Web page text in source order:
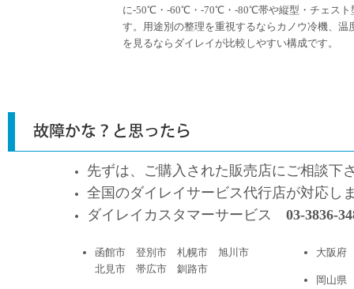
に-50℃・-60℃・-70℃・-80℃帯や縦型・チェスト
す。用途別の整理を重視するならカノウ冷機、温
を見るならダイレイが比較しやすい構成です。
先ずは、ご購入された販売店にご相談下
全国のダイレイサービス代行店が対応し
ダイレイカスタマーサービス 03-3836-
函館市 登別市 札幌市 旭川市
北見市 帯広市 釧路市
大阪
岡山県